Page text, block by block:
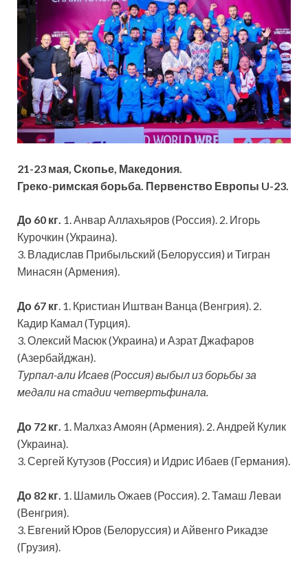
21-23 мая, Скопье, Македония.
Греко-римская борьба. Первенство Европы U-23.
До 60 кг. 1. Анвар Аллахьяров (Россия). 2. Игорь
Курочкин (Украина).
3. Владислав Прибыльский (Белоруссия) и Тигран
Минасян (Армения).
До 67 кг. 1. Кристиан Иштван Ванца (Венгрия). 2.
Кадир Камал (Турция).
3. Олексий Масюк (Украина) и Азрат Джафаров
(Азербайджан).
Турпал-али Исаев (Россия) выбыл из борьбы за
медали на стадии четвертьфинала.
До 72 кг. 1. Малхаз Амоян (Армения). 2. Андрей Кулик
(Украина).
3. Сергей Кутузов (Россия) и Идрис Ибаев (Германия).
До 82 кг. 1. Шамиль Ожаев (Россия). 2. Тамаш Леваи
(Венгрия).
3. Евгений Юров (Белоруссия) и Айвенго Рикадзе
(Грузия).